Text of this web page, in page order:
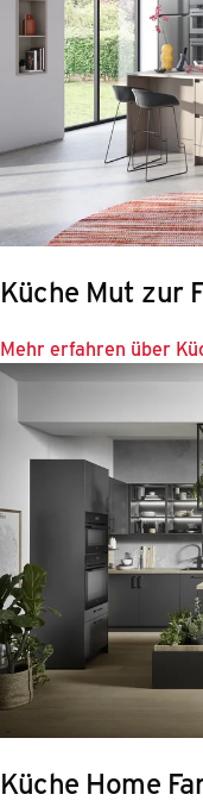
Küche Mut zur
Mehr erfahren über
Küche Home